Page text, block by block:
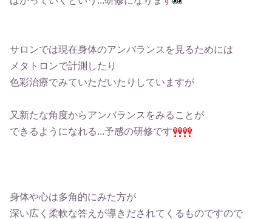
サロンでは現在身体のアンバランスを見るためには
メタトロンで計測したり
色彩治療でみていただいたりしていますが
又新たな角度からアンバランスをみることが
できるようになれる...予感の研修です
身体や心は多角的にみた方が
深い広く柔軟な答えが導きだされてくるものですので